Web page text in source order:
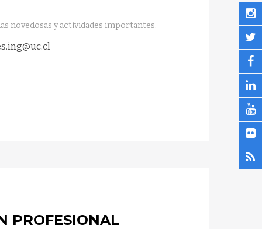
novedosas y actividades importantes.
PROFESIONAL